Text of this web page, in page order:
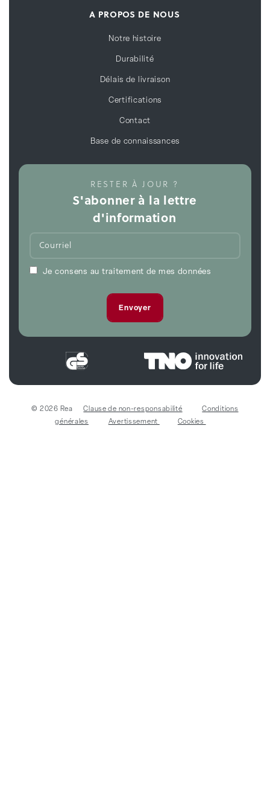
A PROPOS DE NOUS
Notre histoire
Durabilité
Délais de livraison
Certifications
Contact
Base de connaissances
RESTER À JOUR ?
S'abonner à la lettre
d'information
Je consens au traitement de mes données
© 2026 Rea Clause de non-responsabilité
Conditions
générales
Avertissement Cookies